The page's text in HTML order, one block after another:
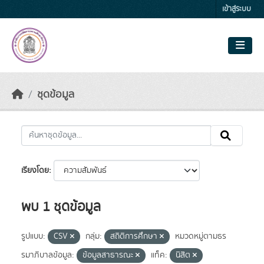
เข้าสู่ระบบ
ชุดข้อมูล
เรียงโดย
พบ 1 ชุดข้อมูล
รูปแบบ: CSV กลุ่ม: สถิติการศึกษา
หมวดหมู่ตามธร
รมาภิบาลข้อมูล:
ข้อมูลสาธารณะ แท็ค:
นิสิต